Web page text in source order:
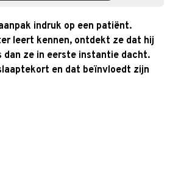
indruk op een patiënt.
leert kennen, ontdekt ze dat hij
dan ze in eerste instantie dacht.
en dat beïnvloedt zijn